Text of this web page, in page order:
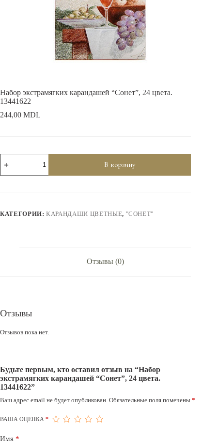
Набор экстрамягких карандашей “Сонет”, 24 цвета.
13441622
244,00 MDL
Количество
товара
Набор
цвета.
В корзину
КАТЕГОРИИ:КАРАНДАШИ ЦВЕТНЫЕ, "СОНЕТ"
Отзывы (0)
Отзывы
Отзывов пока нет.
Будьте первым, кто оставил отзыв на “Набор
экстрамягких карандашей “Сонет”, 24 цвета.
13441622”
Ваш адрес email не будет опубликован. Обязательные поля помечены *
ВАША ОЦЕНКА *
Имя *